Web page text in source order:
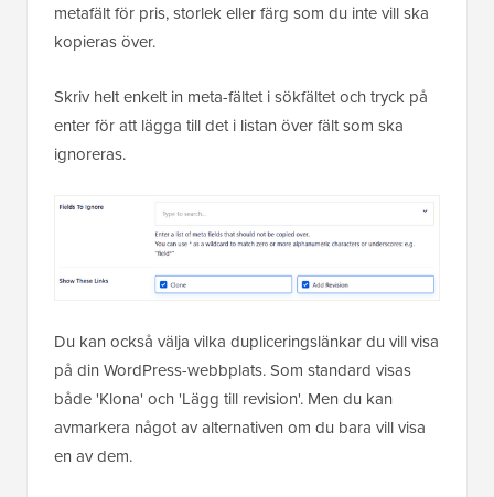
metafält för pris, storlek eller färg som du inte vill ska
kopieras över.
Skriv helt enkelt in meta-fältet i sökfältet och tryck på
enter för att lägga till det i listan över fält som ska
ignoreras.
Du kan också välja vilka dupliceringslänkar du vill visa
på din WordPress-webbplats. Som standard visas
både 'Klona' och 'Lägg till revision'. Men du kan
avmarkera något av alternativen om du bara vill visa
en av dem.